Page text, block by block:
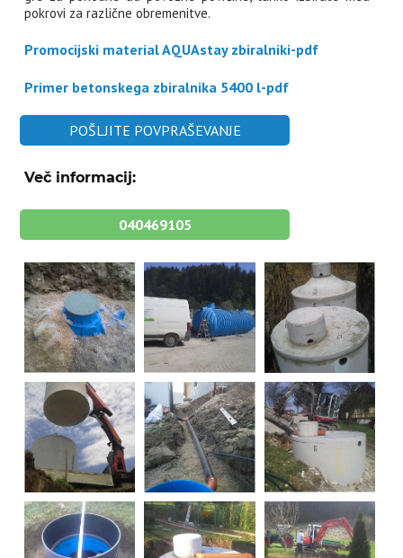
pokrovi za različne obremenitve.
Promocijski material AQUAstay zbiralniki-pdf
Primer betonskega zbiralnika 5400 l-pdf
POŠLJITE POVPRAŠEVANJE
Več informacij:
040469105